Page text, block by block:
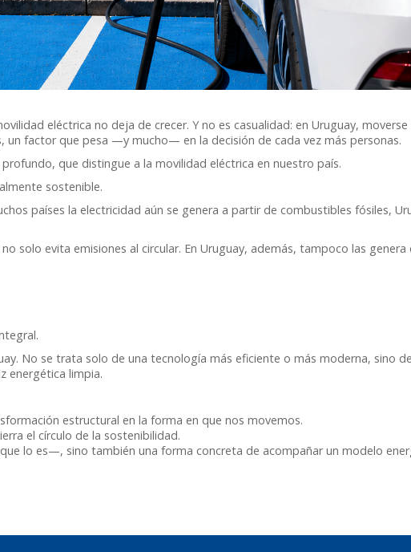
eléctrica no deja de crecer. Y no es casualidad: en Uruguay,
factor que pesa —y mucho— en la decisión de cada vez más personas.
que distingue a la movilidad eléctrica en nuestro país.
sostenible.
países la electricidad aún se genera a partir de combustibles fósiles,
solo evita emisiones al circular. En Uruguay, además, tampoco las genera
No se trata solo de una tecnología más eficiente o más moderna, sino
energética limpia.
estructural en la forma en que nos movemos.
el círculo de la sostenibilidad.
lo es—, sino también una forma concreta de acompañar un modelo